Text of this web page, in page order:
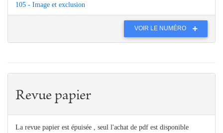
105 - Image et exclusion
VOIR LE NUMÉRO
Revue papier
La revue papier est épuisée , seul l'achat de pdf est disponible